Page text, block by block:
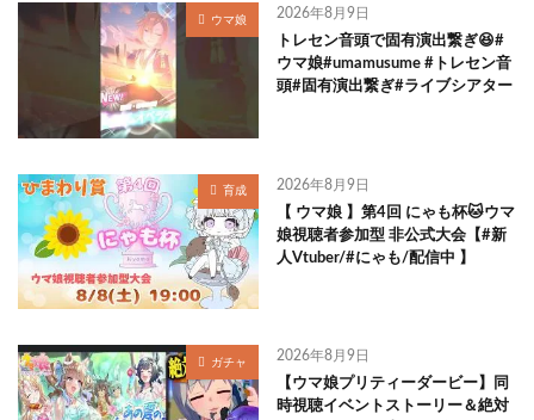
ウマ娘 2026年8月9日
トレセン音頭で固有演出繋ぎ😆#
ウマ娘#umamusume #トレセン音
頭#固有演出繋ぎ#ライブシアター
育成 2026年8月9日
【 ウマ娘 】第4回 にゃも杯🐱ウマ
娘視聴者参加型 非公式大会【#新
人Vtuber/#にゃも/配信中 】
ガチャ 2026年8月9日
【ウマ娘プリティーダービー】同
時視聴イベントストーリー＆絶対